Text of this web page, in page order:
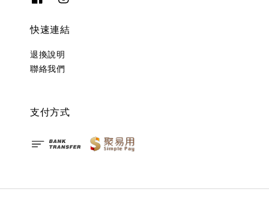
快速連結
退換說明
聯絡我們
支付方式